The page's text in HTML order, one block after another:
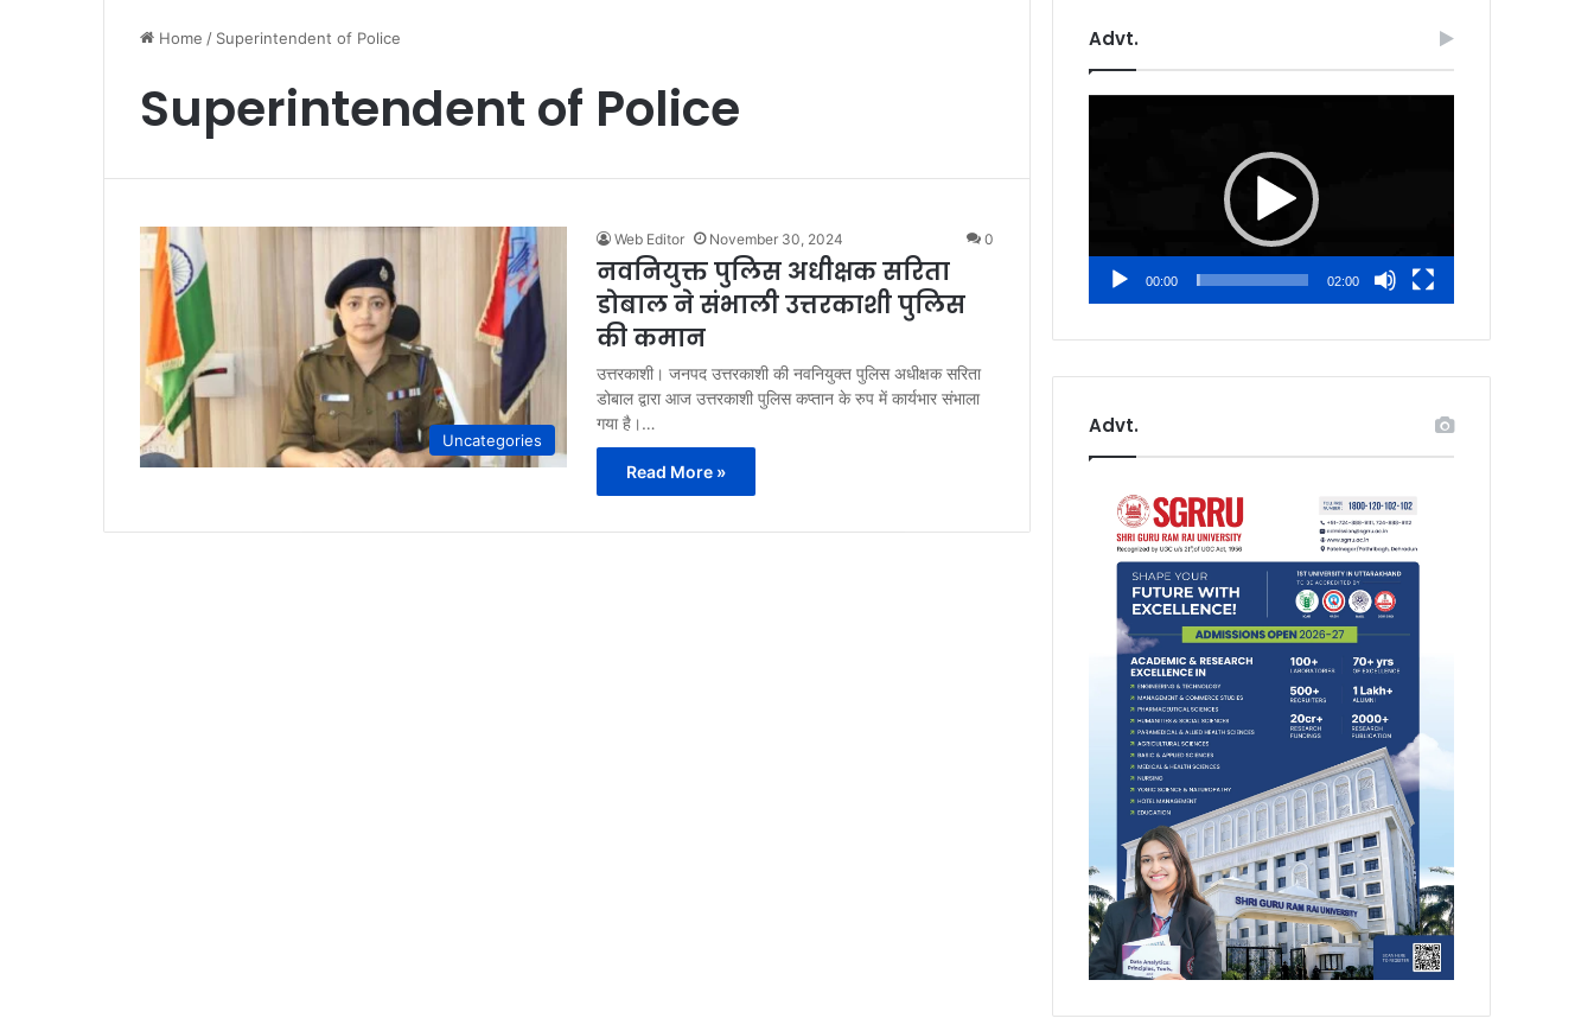
Home / Superintendent of Police
Superintendent of Police
Uncategories
Web Editor November 30, 2024 0
नवनियुक्त पुलिस अधीक्षक सरिता
डोबाल ने संभाली उत्तरकाशी पुलिस
की कमान
उत्तरकाशी। जनपद उत्तरकाशी की नवनियुक्त पुलिस अधीक्षक सरिता
डोबाल द्वारा आज उत्तरकाशी पुलिस कप्तान के रुप में कार्यभार संभाला
गया है।…
Read More »
Advt.
00:00 02:00
Advt.